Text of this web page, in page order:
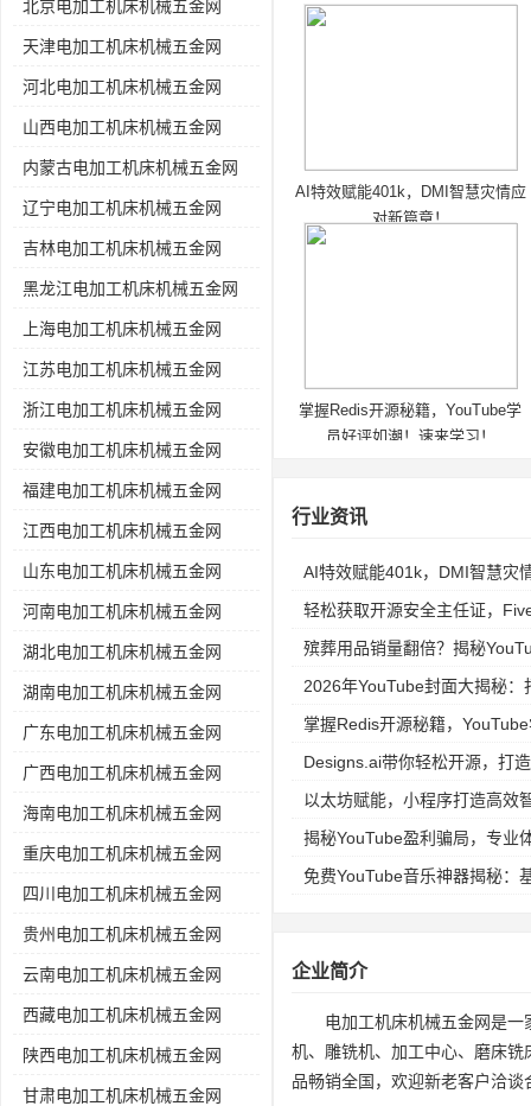
北京电加工机床机械五金网
天津电加工机床机械五金网
河北电加工机床机械五金网
山西电加工机床机械五金网
内蒙古电加工机床机械五金网
辽宁电加工机床机械五金网
吉林电加工机床机械五金网
黑龙江电加工机床机械五金网
上海电加工机床机械五金网
江苏电加工机床机械五金网
浙江电加工机床机械五金网
安徽电加工机床机械五金网
福建电加工机床机械五金网
江西电加工机床机械五金网
山东电加工机床机械五金网
河南电加工机床机械五金网
湖北电加工机床机械五金网
湖南电加工机床机械五金网
广东电加工机床机械五金网
广西电加工机床机械五金网
海南电加工机床机械五金网
重庆电加工机床机械五金网
四川电加工机床机械五金网
贵州电加工机床机械五金网
云南电加工机床机械五金网
西藏电加工机床机械五金网
陕西电加工机床机械五金网
甘肃电加工机床机械五金网
AI特效赋能401k，DMI智慧灾情应
对新篇章！
掌握Redis开源秘籍，YouTube学
员好评如潮！速来学习！
行业资讯
AI特效赋能401k，DMI智慧灾
轻松获取开源安全主任证，
殡葬用品销量翻倍？揭秘
2026年YouTube封面大揭秘
掌握Redis开源秘籍，
Designs.ai带你轻松开源，打
以太坊赋能，小程序打造高效
揭秘YouTube盈利骗局，专业
免费YouTube音乐神器揭秘：
企业简介
电加工机床机械五金网是
机、雕铣机、加工中心、磨床
品畅销全国，欢迎新老客户洽谈